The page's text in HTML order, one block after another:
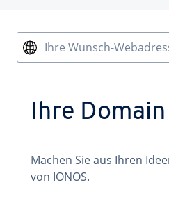
Ihre Wunsch-
Ihre
Machen Sie aus Ihren
von IONOS.